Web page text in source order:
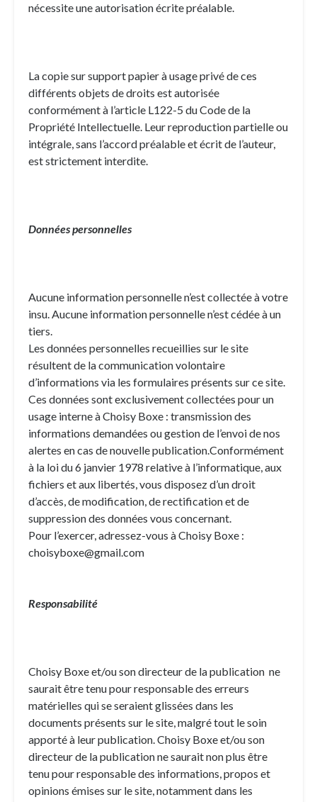
nécessite une autorisation écrite préalable.
La copie sur support papier à usage privé de ces
différents objets de droits est autorisée
conformément à l’article L122-5 du Code de la
Propriété Intellectuelle. Leur reproduction partielle ou
intégrale, sans l’accord préalable et écrit de l’auteur,
est strictement interdite.
Données personnelles
Aucune information personnelle n’est collectée à votre
insu. Aucune information personnelle n’est cédée à un
tiers.
Les données personnelles recueillies sur le site
résultent de la communication volontaire
d’informations via les formulaires présents sur ce site.
Ces données sont exclusivement collectées pour un
usage interne à Choisy Boxe : transmission des
informations demandées ou gestion de l’envoi de nos
alertes en cas de nouvelle publication.Conformément
à la loi du 6 janvier 1978 relative à l’informatique, aux
fichiers et aux libertés, vous disposez d’un droit
d’accès, de modification, de rectification et de
suppression des données vous concernant.
Pour l’exercer, adressez-vous à Choisy Boxe :
choisyboxe@gmail.com
Responsabilité
Choisy Boxe et/ou son directeur de la publication ne
saurait être tenu pour responsable des erreurs
matérielles qui se seraient glissées dans les
documents présents sur le site, malgré tout le soin
apporté à leur publication. Choisy Boxe et/ou son
directeur de la publication ne saurait non plus être
tenu pour responsable des informations, propos et
opinions émises sur le site, notamment dans les